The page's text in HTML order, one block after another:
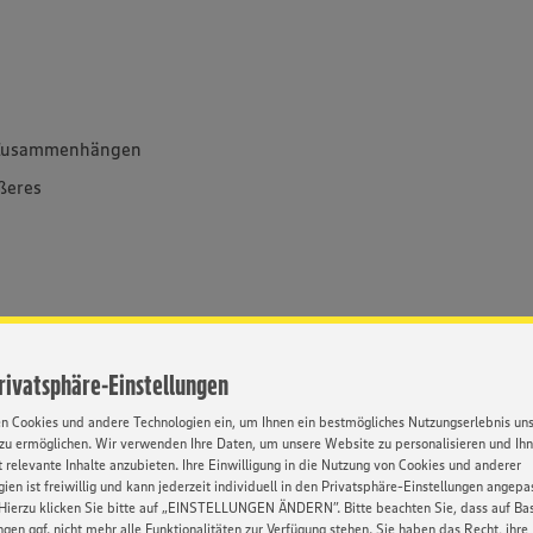
Einstellungen
Cookies und andere Technologien ein, um Ihnen ein bestmögliches Nutzungserlebnis
ermöglichen. Wir verwenden Ihre Daten, um unsere Website zu personalisieren und
relevante Inhalte anzubieten. Ihre Einwilligung in die Nutzung von Cookies und anderer
ist freiwillig und kann jederzeit individuell in den Privatsphäre-Einstellungen
klicken Sie bitte auf „EINSTELLUNGEN ÄNDERN”. Bitte beachten Sie, dass auf
ggf. nicht mehr alle Funktionalitäten zur Verfügung stehen. Sie haben das Recht, ihre
bestimmten Voraussetzungen ist eine
bist du Kaufmann im Einzelhandel - ein
mögliche Selbstständigkeit bei EDEKA.
Tätigkeitsfelder und mit
wir dich zu noch mehr Erfolg, Schritt für
- auch zur gezielten
bietet und die dir den Weg für eine